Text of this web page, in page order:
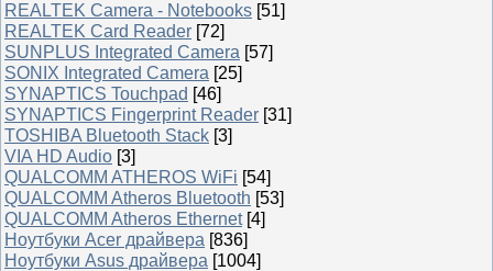
REALTEK Camera - Notebooks [51]
REALTEK Card Reader [72]
SUNPLUS Integrated Camera [57]
SONIX Integrated Camera [25]
SYNAPTICS Touchpad [46]
SYNAPTICS Fingerprint Reader [31]
TOSHIBA Bluetooth Stack [3]
VIA HD Audio [3]
QUALCOMM ATHEROS WiFi [54]
QUALCOMM Atheros Bluetooth [53]
QUALCOMM Atheros Ethernet [4]
Ноутбуки Acer драйвера [836]
Ноутбуки Asus драйвера [1004]